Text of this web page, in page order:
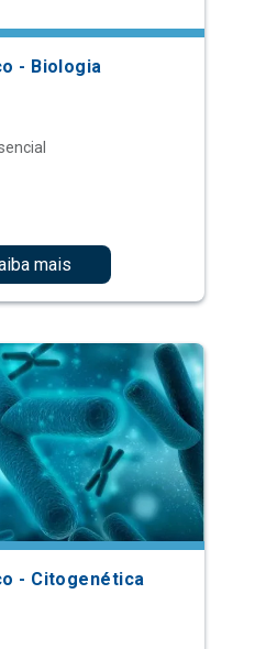
- Biologia
mais
- Citogenética